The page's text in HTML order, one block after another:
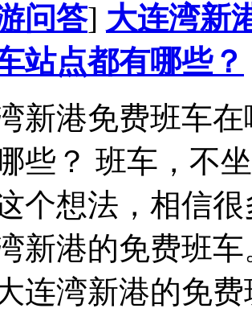
问答] 大连湾新
站点都有哪些？
新港免费班车
些？ 班车，不
个想法，相信
新港的免费班
连湾新港的免费